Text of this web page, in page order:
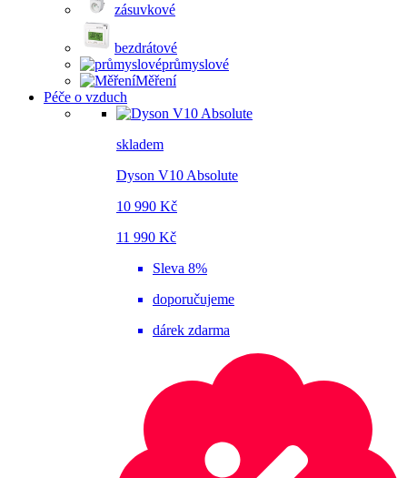
zásuvkové
bezdrátové
průmyslové
Měření
Péče o vzduch
skladem
Dyson V10 Absolute
10 990 Kč
11 990 Kč
Sleva 8%
doporučujeme
dárek zdarma